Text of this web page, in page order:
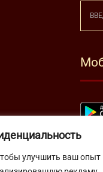
улучшить ваш опыт